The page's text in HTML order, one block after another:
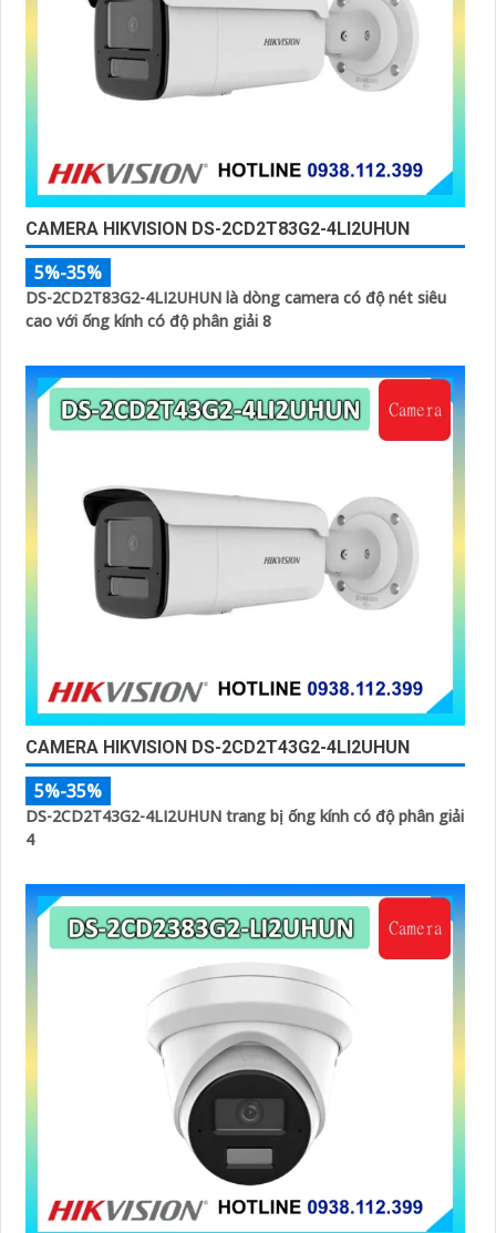
CAMERA HIKVISION DS-2CD2T83G2-4LI2UHUN
5%-35%
DS-2CD2T83G2-4LI2UHUN là dòng camera có độ nét siêu
cao với ống kính có độ phân giải 8
CAMERA HIKVISION DS-2CD2T43G2-4LI2UHUN
5%-35%
DS-2CD2T43G2-4LI2UHUN trang bị ống kính có độ phân giải
4